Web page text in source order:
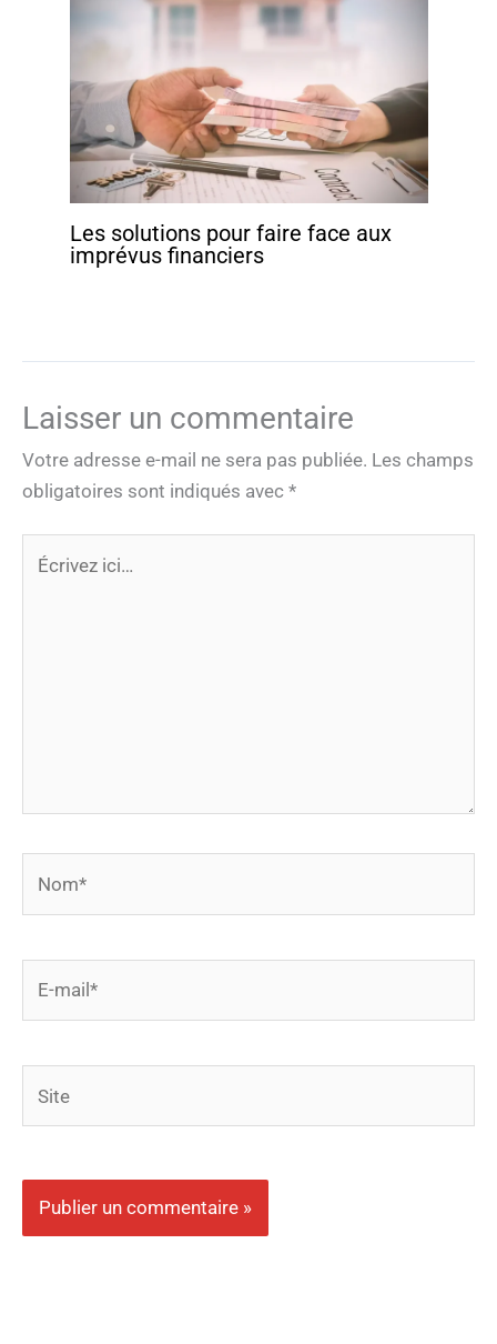
Les solutions pour faire face aux
imprévus financiers
Laisser un commentaire
Votre adresse e-mail ne sera pas publiée. Les champs
obligatoires sont indiqués avec *